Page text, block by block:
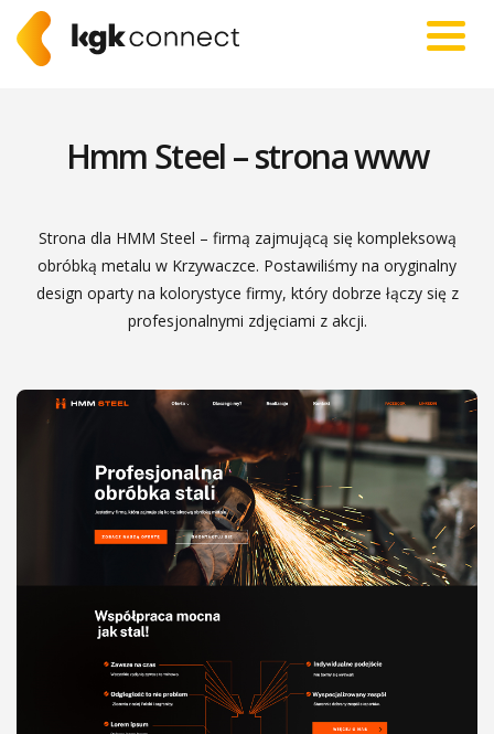
Hmm Steel – strona www
Strona dla HMM Steel – firmą zajmującą się kompleksową
obróbką metalu w Krzywaczce. Postawiliśmy na oryginalny
design oparty na kolorystyce firmy, który dobrze łączy się z
profesjonalnymi zdjęciami z akcji.